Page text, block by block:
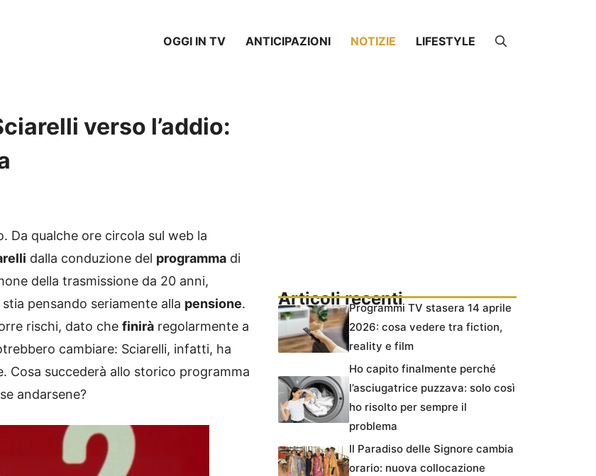
OGGI IN TV ANTICIPAZIONI NOTIZIE LIFESTYLE
verso l’addio:
Da qualche ore circola sul web la
dalla conduzione del programma di
della trasmissione da 20 anni,
stia pensando seriamente alla pensione.
rischi, dato che finirà regolarmente a
cambiare: Sciarelli, infatti, ha
Cosa succederà allo storico programma
andarsene?
Articoli recentiProgrammi TV stasera 14 aprile
2026: cosa vedere tra fiction,
reality e film
Ho capito finalmente perché
l’asciugatrice puzzava: solo così
ho risolto per sempre il
problema
Il Paradiso delle Signore cambia
orario: nuova collocazione